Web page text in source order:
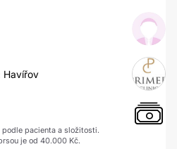
Havířov
pacienta a složitosti.
je od 40.000 Kč.